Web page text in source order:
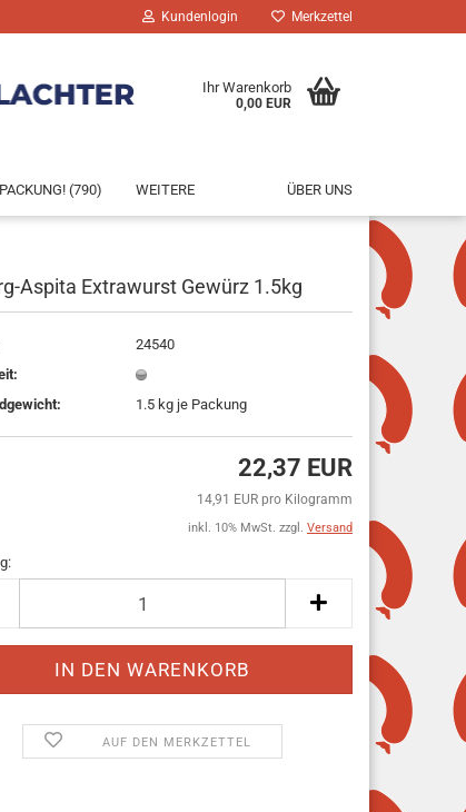
Kundenlogin Merkzettel
Ihr Warenkorb
0,00 EUR
(790) ÜBER UNS
WEITERE
Aspita Extrawurst Gewürz 1.5kg
24540
1.5 kg je Packung
22,37 EUR
14,91 EUR pro Kilogramm
inkl. 10% MwSt. zzgl. Versand
AUF DEN MERKZETTEL